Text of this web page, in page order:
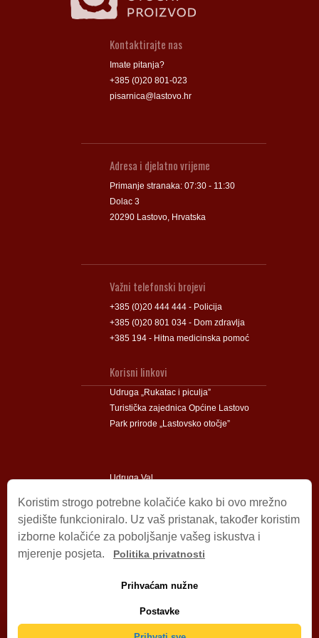
Kontaktirajte nas
Imate pitanja?
+385 (0)20 801-023
pisarnica@lastovo.hr
Adresa i djelatno vrijeme
Primanje stranaka: 07:30 - 11:30
Dolac 3
20290 Lastovo, Hrvatska
Važni telefonski brojevi
+385 (0)20 444 444 - Policija
+385 (0)20 801 034 - Dom zdravlja
+385 194 - Hitna medicinska pomoć
Korisni linkovi
Udruga „Rukatac i piculja”
Turistička zajednica Općine Lastovo
Park prirode „Lastovsko otočje”
Udruga Val
Impressum
© 2009 – 2026 Općina Lastovo.
Izjava o privatnosti
Izjava o pristupačnosti.
Koristim strogo potrebne kolačiće kako bi ovo mrežno
sjedište funkcioniralo. Uz vaš pristanak, također koristim
izborne kolačiće za poboljšanje vašeg iskustva i
mjerenje posjeta.
Politika privatnosti
Prihvaćam nužne
Postavke